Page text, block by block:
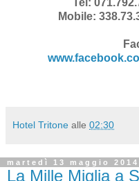
Mobile:
Hotel Tritone alle 02:30
martedì 13 maggio 2014
La Mille Miglia a